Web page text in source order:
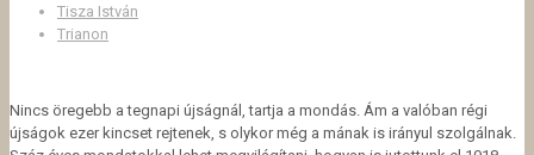
Tisza István
Trianon
Nincs öregebb a tegnapi újságnál, tartja a mondás. Ám a valóban régi
újságok ezer kincset rejtenek, s olykor még a mának is irányul szolgálnak.